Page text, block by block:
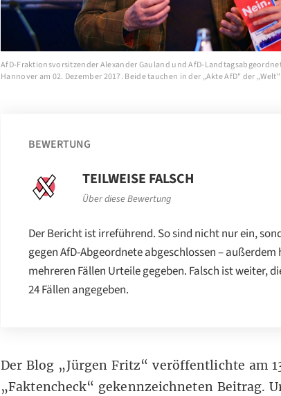
AfD-Fraktionsvorsitzender Alexander Gauland und AfD-
Hannover am 02. Dezember 2017. Beide tauchen in der „Akte AfD" der „Welt"
BEWERTUNG
TEILWEISE FALSCH
Über diese Bewertung
Der Bericht ist irreführend. So sind nicht nur ein,
gegen AfD-Abgeordnete abgeschlossen – außerdem
mehreren Fällen Urteile gegeben. Falsch ist weiter,
24 Fällen angegeben.
Der Blog „Jürgen Fritz“ veröffentlichte am
„Faktencheck“ gekennzeichneten Beitrag.